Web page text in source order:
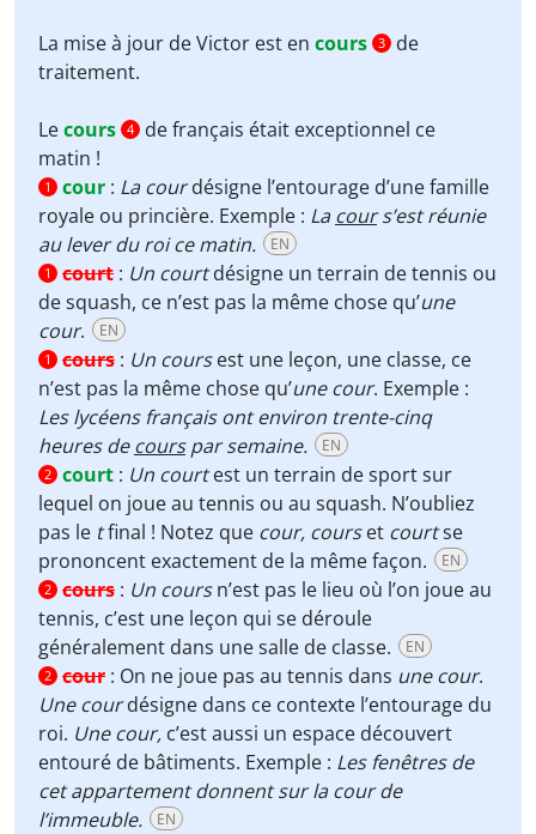
La mise à jour de Victor est en cours 3
de
traitement.
Lecours 4
de français était exceptionnel ce
matin !
1 cour : La courdésigne l’entourage d’une famille
royale ou princière. Exemple : Lacours’est réunie
au lever du roi ce matin.
EN
1 court : Un courtdésigne un terrain de tennis ou
de squash, ce n’est pas la même chose qu’une
cour. EN
1 cours : Un coursest une leçon, une classe, ce
n’est pas la même chose qu’une cour. Exemple :
Les lycéens français ont environ trente-cinq
heures decourspar semaine. EN
2 court : Un courtest un terrain de sport sur
lequel on joue au tennis ou au squash. N’oubliez
pas le tfinal ! Notez que cour, courset courtse
prononcent exactement de la même façon.
EN
2 cours : Un coursn’est pas le lieu où l’on joue au
tennis, c’est une leçon qui se déroule
généralement dans une salle de classe.
EN
2 cour : On ne joue pas au tennis dans une cour.
Une courdésigne dans ce contexte l’entourage du
roi. Une cour, c’est aussi un espace découvert
entouré de bâtiments. Exemple : Les fenêtres de
cet appartement donnent sur la cour de
l’immeuble.
EN